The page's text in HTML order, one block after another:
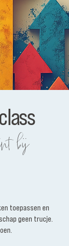
bij
toepassen en
geen trucje.